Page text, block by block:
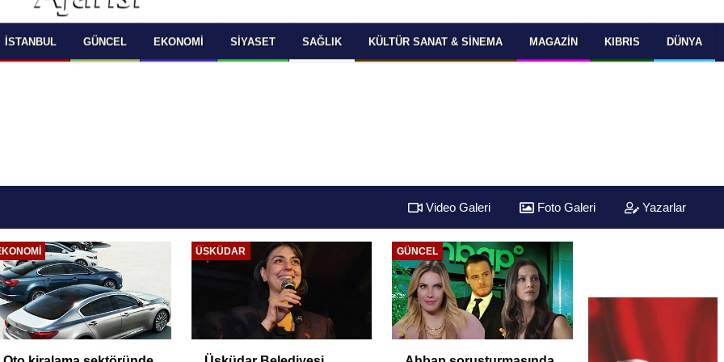
SELECT LANGUAGE YOU WOULD TO READ
OKUMAK İSTEDİĞİNİZ DİLİ SEÇİNİZ
Powered by
Translate
İSTANBUL GÜNCEL EKONOMI SIYASET SAĞLIK KÜLTÜR SANAT & SINEMA MAGAZIN KIBRIS DÜNYA
Video Galeri Foto Galeri Yazarlar
ÜSKÜDAR GÜNCEL